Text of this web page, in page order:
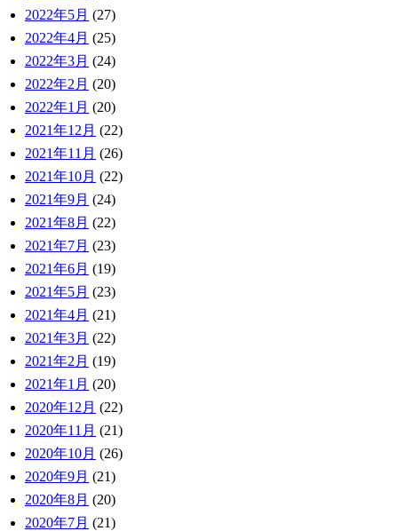
2022年5月 (27)
2022年4月 (25)
2022年3月 (24)
2022年2月 (20)
2022年1月 (20)
2021年12月 (22)
2021年11月 (26)
2021年10月 (22)
2021年9月 (24)
2021年8月 (22)
2021年7月 (23)
2021年6月 (19)
2021年5月 (23)
2021年4月 (21)
2021年3月 (22)
2021年2月 (19)
2021年1月 (20)
2020年12月 (22)
2020年11月 (21)
2020年10月 (26)
2020年9月 (21)
2020年8月 (20)
2020年7月 (21)